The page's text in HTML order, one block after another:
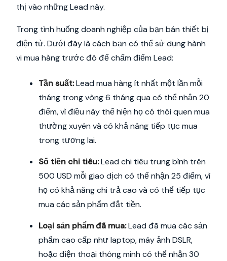
thị vào những Lead này.
Trong tình huống doanh nghiệp của bạn bán thiết bị
điện tử. Dưới đây là cách bạn có thể sử dụng hành
vi mua hàng trước đó để chấm điểm Lead:
Tần suất:Lead mua hàng ít nhất một lần mỗi
tháng trong vòng 6 tháng qua có thể nhận 20
điểm, vì điều này thể hiện họ có thói quen mua
thường xuyên và có khả năng tiếp tục mua
trong tương lai.
Số tiền chi tiêu:Lead chi tiêu trung bình trên
500 USD mỗi giao dịch có thể nhận 25 điểm, vì
họ có khả năng chi trả cao và có thể tiếp tục
mua các sản phẩm đắt tiền.
Loại sản phẩm đã mua:Lead đã mua các sản
phẩm cao cấp như laptop, máy ảnh DSLR,
hoặc điện thoại thông minh có thể nhận 30